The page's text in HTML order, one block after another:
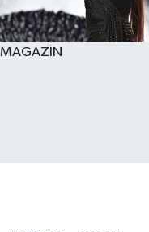
MAGAZİN